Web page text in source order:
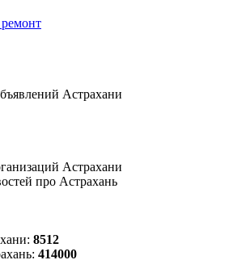
Астрахани
Астрахани
про Астрахань
8512
414000